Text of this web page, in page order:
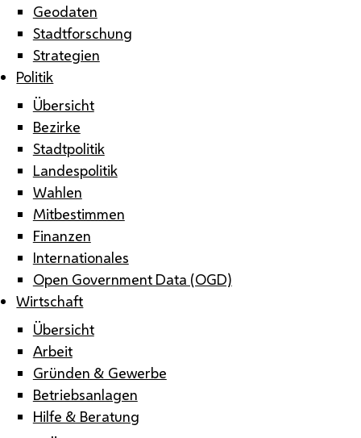
Geodaten
Stadtforschung
Strategien
Politik
Übersicht
Bezirke
Stadtpolitik
Landespolitik
Wahlen
Mitbestimmen
Finanzen
Internationales
Open Government Data (OGD)
Wirtschaft
Übersicht
Arbeit
Gründen & Gewerbe
Betriebsanlagen
Hilfe & Beratung